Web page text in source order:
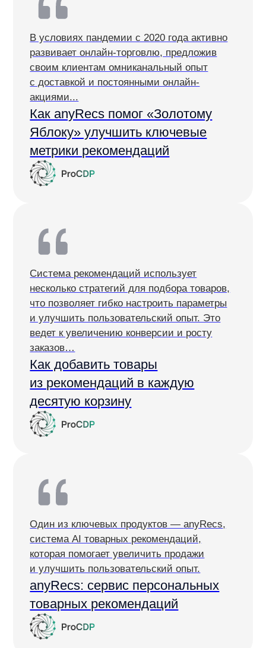
с рекомендаций?
и гайдпо стратегиям товарных
рекомендаций для вашей сферы
Оставить заявку
Продукты
anyQuery
anyRecs
Материалы
Блог
Контакты
any-hello@tbank.ru
support@diginetica.com
Вакансии
Документы
Реквизиты
Лицензионный договор-оферта
Политика обработки персональных данных
Согласие на обработку персональных данных
Деятельность в области ИТ
Согласие на получение рекламных и информационных
Руководство пользователя
Функциональные характеристики программного обеспечения